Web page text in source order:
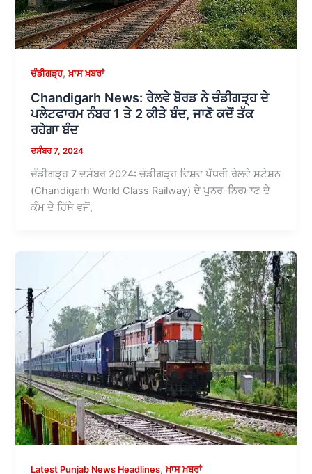
ਚੰਡੀਗੜ੍ਹ,ਖ਼ਾਸ ਖ਼ਬਰਾਂ
Chandigarh News: ਰੇਲਵੇ ਬੋਰਡ ਨੇ ਚੰਡੀਗੜ੍ਹ ਦੇ
ਪਲੇਟਫਾਰਮ ਨੰਬਰ 1 ਤੇ 2 ਕੀਤੇ ਬੰਦ, ਜਾਣੋ ਕਦੋਂ ਤੱਕ
ਰਹੇਗਾ ਬੰਦ
ਦਸੰਬਰ 7, 2024
ਚੰਡੀਗੜ੍ਹ 7 ਦਸੰਬਰ 2024: ਚੰਡੀਗੜ੍ਹ ਵਿਸ਼ਵ ਪੱਧਰੀ ਰੇਲਵੇ ਸਟੇਸ਼ਨ
(Chandigarh World Class Railway) ਦੇ ਪੁਨਰ-ਨਿਰਮਾਣ ਦੇ
ਕੰਮ ਦੇ ਹਿੱਸੇ ਵਜੋਂ,
Latest Punjab News Headlines,ਖ਼ਾਸ ਖ਼ਬਰਾਂ